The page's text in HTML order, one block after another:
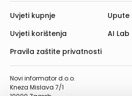
Novi informator d.o.o.
Kneza Mislava 7/1
Uvjeti kupnje
Uvjeti korištenja
Pravila zaštite privatnosti
AI Lab